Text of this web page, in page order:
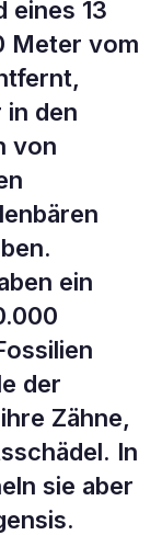
eines 13
Meter vom
in den
von
ein
der
Zähne,
In
sie aber